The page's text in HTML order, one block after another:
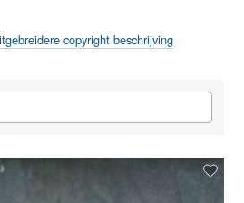
copyright beschrijving